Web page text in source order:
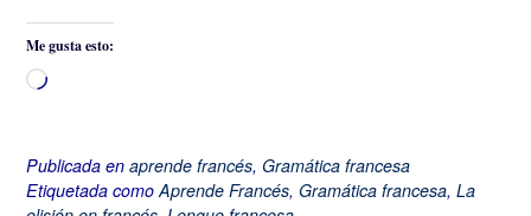
Me gusta esto:
Cargando...
Publicada en aprende francés, Gramática francesa
Etiquetada comoAprende Francés, Gramática francesa, La